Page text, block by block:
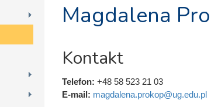
Magdalena
Kontakt
Telefon: +48 58 523 21 03
E-mail: magdalena.prokop@ug.edu.pl